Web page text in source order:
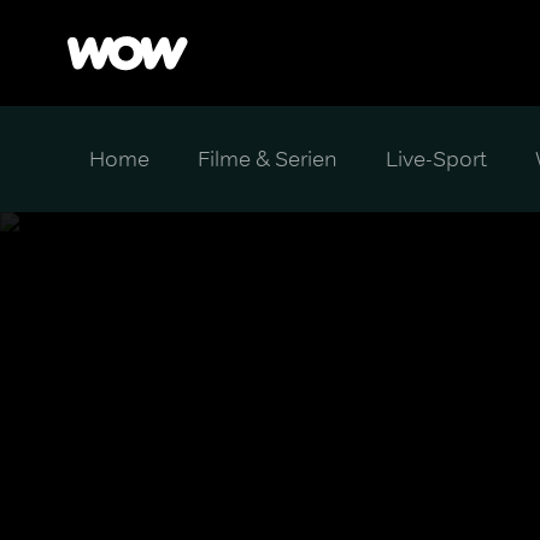
Home Filme & Serien Live-Sport